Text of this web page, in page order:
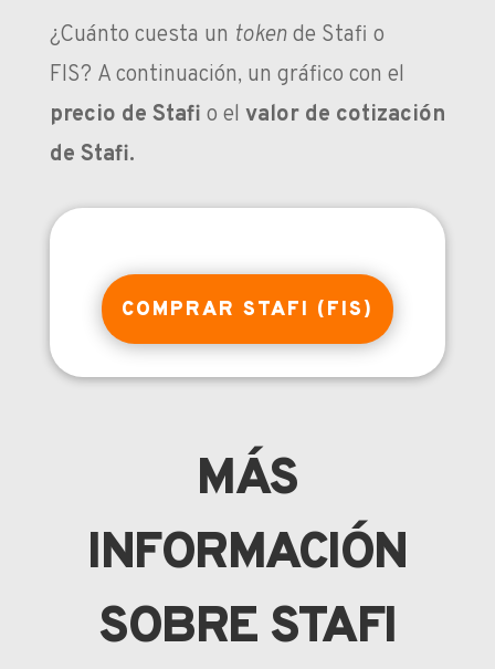
¿Cuánto cuesta un tokende Stafi o
FIS? A continuación, un gráfico con el
precio de Stafi o el valor de cotización
de Stafi.
COMPRAR STAFI (FIS)
MÁS
INFORMACIÓN
SOBRE STAFI